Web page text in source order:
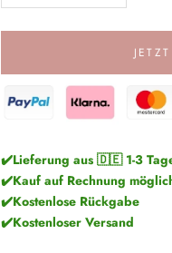
✔️Lieferung aus 🇩🇪 1-3
✔️Kauf auf Rechnung
✔️Kostenlose Rückgabe
✔️Kostenloser Versand